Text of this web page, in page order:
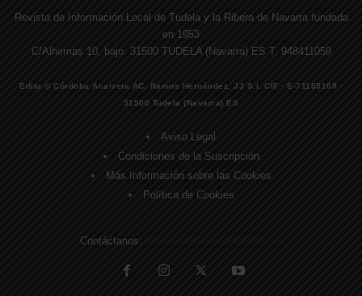
Revista de Información Local de Tudela y la Ribera de Navarra fundada
en 1953
C/Alhemas 10, bajo. 31500 TUDELA (Navarra) ES T. 948411059
Edita © Córdoba Acarreta AC, Ramos Hernández, JJ S.I. CIF · E-71185169 ·
31500 Tudela (Navarra) ES
Aviso Legal
Condiciones de la Suscripción
Más Información sobre las Cookies
Política de Cookies
Contáctanos: direccion@lavozdelaribera.es